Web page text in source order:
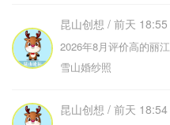
昆山创想 / 前天 18:55
2026年8月评价高的丽
雪山婚纱照
昆山创想 / 前天 18:54